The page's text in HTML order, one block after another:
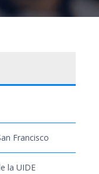
Francisco
la UIDE